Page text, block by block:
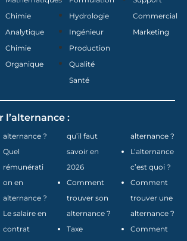
Chimie
Analytique
Chimie
Organique
Hydrologie
Ingénieur
Production
Qualité
Santé
Commercial
Marketing
l’alternance :
alternance ?
Quel
rémunérati
on en
alternance ?
Le salaire en
contrat
qu’il faut
savoir en
2026
Comment
trouver son
alternance ?
Taxe
alternance ?
L’alternance
c’est quoi ?
Comment
trouver une
alternance ?
Comment